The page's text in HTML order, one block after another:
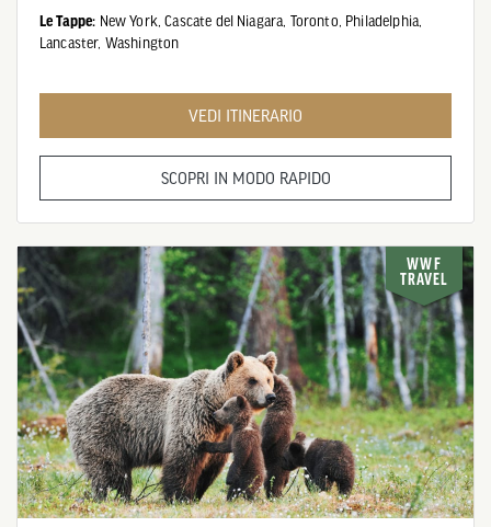
Le Tappe: New York, Cascate del Niagara, Toronto,
Philadelphia,
Lancaster, Washington
VEDI ITINERARIO
SCOPRI IN MODO RAPIDO
WWF
TRAVEL